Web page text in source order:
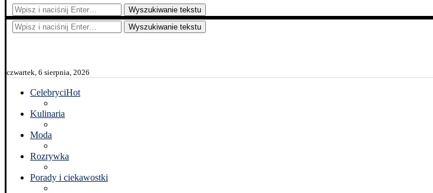
Wyszukiwanie tekstu
Wyszukiwanie tekstu
czwartek, 6 sierpnia, 2026
CelebryciHot
Kulinaria
Moda
Rozrywka
Porady i ciekawostki